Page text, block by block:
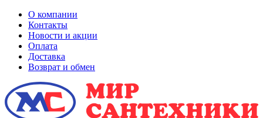
О компании
Контакты
Новости и акции
Оплата
Доставка
Возврат и обмен